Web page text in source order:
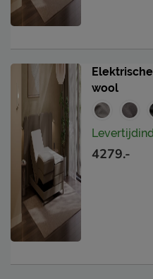
wool
4279.-